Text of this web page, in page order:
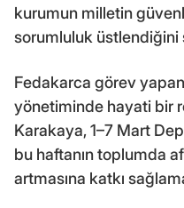
kurumun milletin
sorumluluk üstlendiğini
Fedakarca görev
yönetiminde hayati bir
Karakaya, 1–7 Mart
bu haftanın toplumda
artmasına katkı